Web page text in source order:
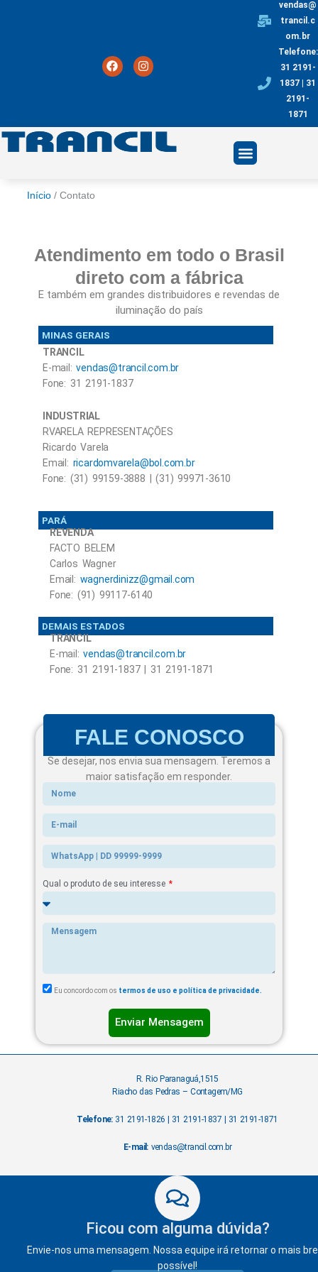
vendas@
trancil.c
om.br
Telefone:
31 2191-
1837 | 31
2191-
1871
F
a
o
k
I
n
r
m
Início / Contato
Atendimento em todo o Brasil
direto com a fábrica
E também em grandes distribuidores e revendas de
iluminação do país
MINAS GERAIS
TRANCIL
E-mail:vendas@trancil.com.br
Fone: 31 2191-1837
INDUSTRIAL
RVARELA REPRESENTAÇÕES
Ricardo Varela
Email: ricardomvarela@bol.com.br
Fone: (31) 99159-3888 | (31) 99971-3610
PARÁ
REVENDA
FACTO BELEM
Carlos Wagner
Email: wagnerdinizz@gmail.com
Fone: (91) 99117-6140
DEMAIS ESTADOS
TRANCIL
E-mail:vendas@trancil.com.br
Fone: 31 2191-1837 | 31 2191-1871
FALE CONOSCO
Se desejar, nos envia sua mensagem. Teremos a
maior satisfação em responder.
Qual o produto de seu interesse
Eu concordo com os termos de uso e política de privacidade.
Enviar Mensagem
R. Rio Paranaguá,1515
Riacho das Pedras – Contagem/MG
Telefone:31 2191-1826 | 31 2191-1837 | 31 2191-1871
E-mail: vendas@trancil.com.br
Ficou com alguma dúvida?
Envie-nos uma mensagem. Nossa equipe irá retornar o mais
possível!